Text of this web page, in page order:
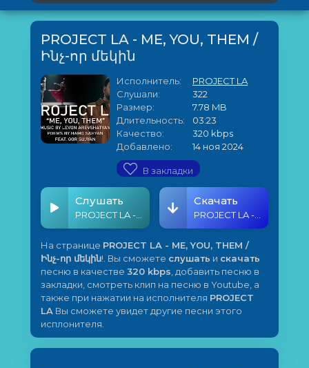
PROJECT LA - ME, YOU, THEM /
Ինչ-որ մեկին
Исполнитель:
PROJECT LA
Слушали:
322
Размер:
7.78 MB
Длительность:
03:23
Качество:
320 kbps
Добавлено:
14 ноя 2024
В закладки
Слушать Скачать
PROJECT LA - ME, YOU, THEM / Ինչ-որ մեկին
На странице PROJECT LA - ME, YOU, THEM /
Ինչ-որ մեկին!. Вы сможете слушать и скачать
песню в качестве 320 kbps , добавить песню в
закладки, смотреть клип на песню в Youtube, а
также при нажатии на исполнителя PROJECT
LA Вы сможете увидет другие песни этого
исплонителя.